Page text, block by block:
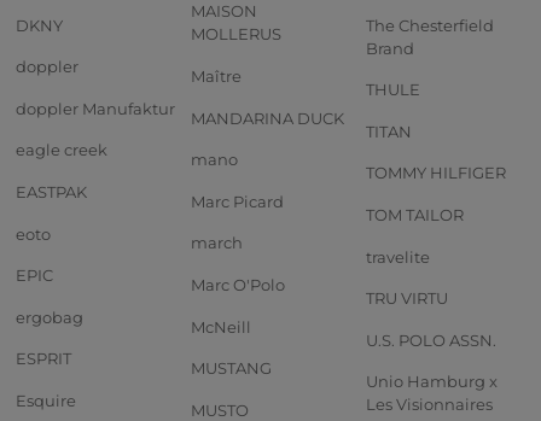
DKNY
doppler
doppler Manufaktur
eagle creek
EASTPAK
eoto
EPIC
ergobag
ESPRIT
Esquire
MAISON
MOLLERUS
Maître
MANDARINA DUCK
mano
Marc Picard
march
Marc O'Polo
McNeill
MUSTANG
MUSTO
The Chesterfield
Brand
THULE
TITAN
TOMMY HILFIGER
TOM TAILOR
travelite
TRU VIRTU
U.S. POLO ASSN.
Unio Hamburg x
Les Visionnaires